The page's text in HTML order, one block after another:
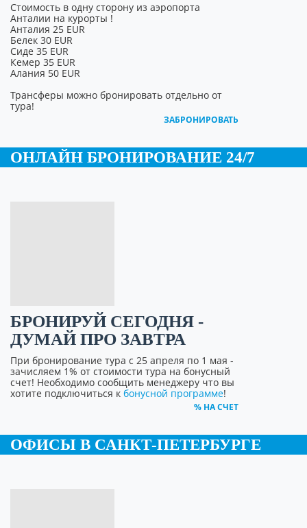
Стоимость в одну сторону из аэропорта
Анталии на курорты !
Анталия 25 EUR
Белек 30 EUR
Сиде 35 EUR
Кемер 35 EUR
Алания 50 EUR
Трансферы можно бронировать отдельно от
тура!
ЗАБРОНИРОВАТЬ
ОНЛАЙН БРОНИРОВАНИЕ 24/7
БРОНИРУЙ СЕГОДНЯ -
ДУМАЙ ПРО ЗАВТРА
При бронирование тура с 25 апреля по 1 мая -
зачисляем 1% от стоимости тура на бонусный
счет! Необходимо сообщить менеджеру что вы
хотите подключиться к бонусной программе!
% НА СЧЕТ
ОФИСЫ В САНКТ-ПЕТЕРБУРГЕ